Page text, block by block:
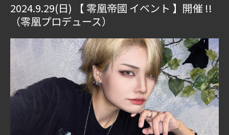
2024.9.29(日) 【 零凰帝國 イベント 】開催 !!
（零凰プロデュース）